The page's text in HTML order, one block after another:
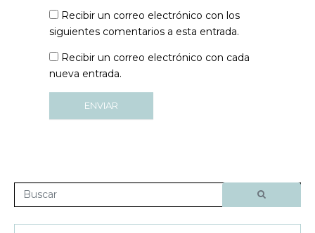
c
t
r
ó
n
o
b Recibir un correo electrónico con los
siguientes comentarios a esta entrada.
Recibir un correo electrónico con cada
nueva entrada.
ENVIAR